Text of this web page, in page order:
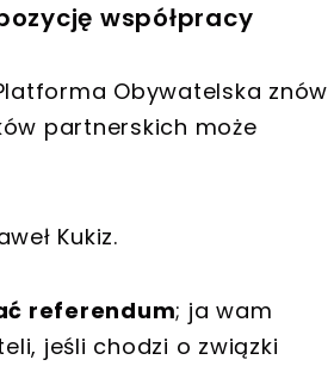
współpracy
Obywatelska znów
partnerskich może
Kukiz.
referendum; ja wam
jeśli chodzi o związki